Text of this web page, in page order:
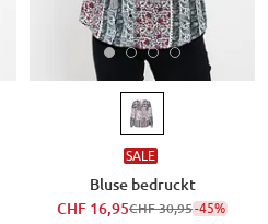
SALE
Bluse bedruckt
CHF 16,95CHF 30,95-45%